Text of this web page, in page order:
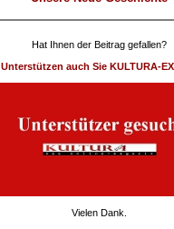
Hat Ihnen der Beitrag gefallen?
Unterstützen auch Sie KULTURA-
Vielen Dank.